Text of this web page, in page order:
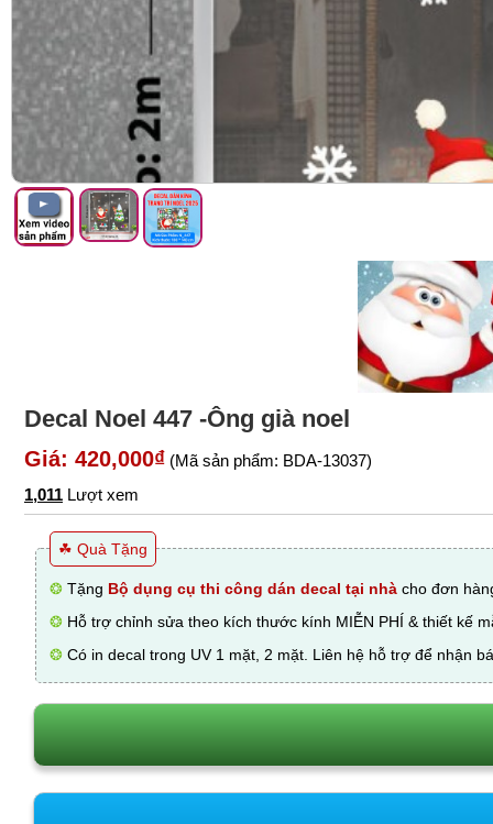
Decal Noel 447 -Ông già noel
Giá: 420,000₫ (Mã sản phẩm: BDA-13037)
1,011 Lượt xem
☘ Quà Tặng
❂ Tặng Bộ dụng cụ thi công dán decal tại nhà cho đơn
❂ Hỗ trợ chỉnh sửa theo kích thước kính MIỄN PHÍ & thiết kế
❂ Có in decal trong UV 1 mặt, 2 mặt. Liên hệ hỗ trợ để nhận